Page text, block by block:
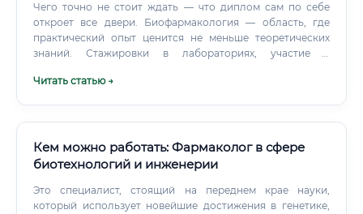
Чего точно не стоит ждать — что диплом сам по себе
откроет все двери. Биофармакология — область, где
практический опыт ценится не меньше теоретических
знаний. Стажировки в лабораториях, участие в
публикации в студенческих журналах — всё это
Читать статью →
Кем можно работать: Фармаколог в сфере
биотехнологий и инженерии
Это специалист, стоящий на переднем крае науки,
который использует новейшие достижения в генетике,